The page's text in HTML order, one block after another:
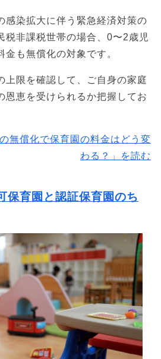
感染拡大に伴う緊急経済対策の
税非課税世帯の場合、0〜2歳児
金も無償化の対象です。
上限を確認して、ご自身の家庭
恩恵を受けられるか把握してお
無償化で保育園の料金はどう変
わる？」を読む
保育園と認証保育園のち